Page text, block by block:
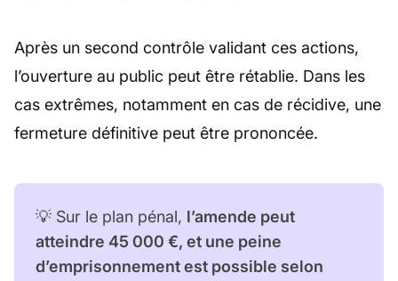
Après un second contrôle validant ces actions,
l’ouverture au public peut être rétablie. Dans les
cas extrêmes, notamment en cas de récidive, une
fermeture définitive peut être prononcée.
💡 Sur le plan pénal, l’amende peut
atteindre 45 000 €, et une peine
d’emprisonnement est possible selon